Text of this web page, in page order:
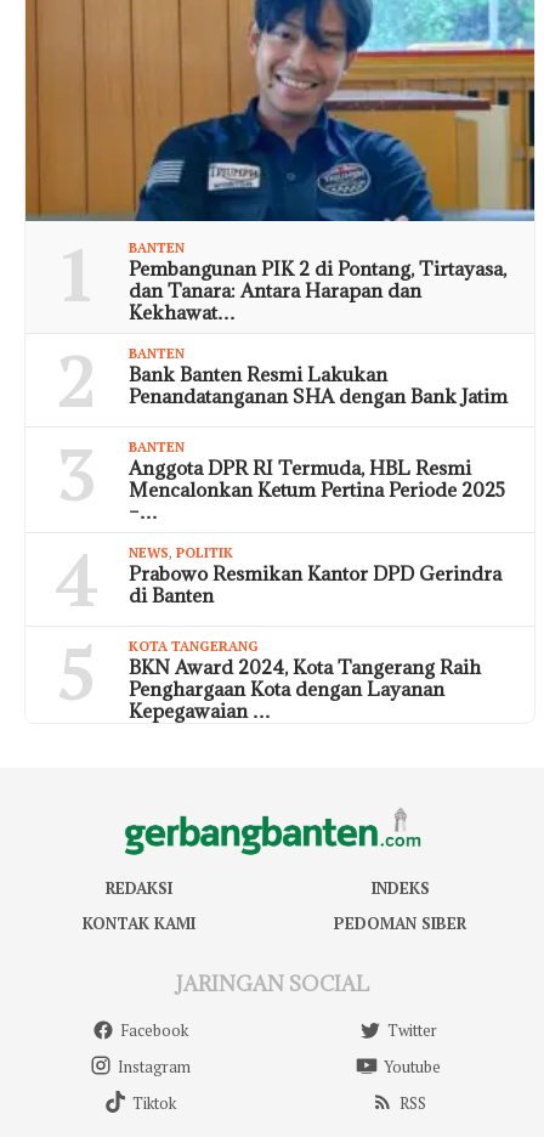
1 BANTEN
Pembangunan PIK 2 di Pontang, Tirtayasa,
dan Tanara: Antara Harapan dan
Kekhawat…
2 BANTEN
Bank Banten Resmi Lakukan
Penandatanganan SHA dengan Bank Jatim
3 BANTEN
Anggota DPR RI Termuda, HBL Resmi
Mencalonkan Ketum Pertina Periode 2025
–…
4 NEWS, POLITIK
Prabowo Resmikan Kantor DPD Gerindra
di Banten
5 KOTA TANGERANG
BKN Award 2024, Kota Tangerang Raih
Penghargaan Kota dengan Layanan
Kepegawaian …
REDAKSI
INDEKS
KONTAK KAMI
PEDOMAN SIBER
JARINGAN SOCIAL
Facebook
Twitter
Instagram
Youtube
Tiktok
RSS